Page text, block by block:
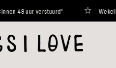
Wekelijks nieuwe